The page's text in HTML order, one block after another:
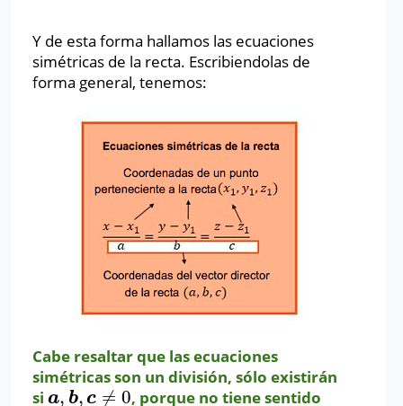
Y de esta forma hallamos las ecuaciones
simétricas de la recta. Escribiendolas de
forma general, tenemos:
Cabe resaltar que las ecuaciones
simétricas son un división, sólo existirán
si a, b, c ≠ 0
a,b ,c≠0 , porque no tiene sentido